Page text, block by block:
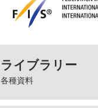
ライブラリー
各種資料